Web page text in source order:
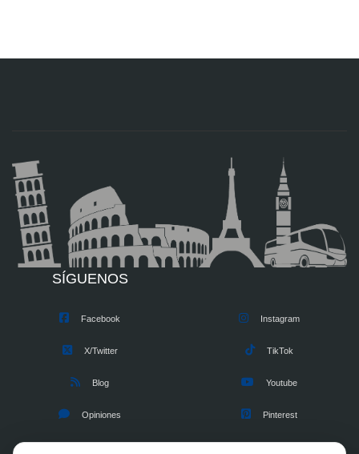
SÍGUENOS
Facebook
X/Twitter
Blog
Opiniones
Instagram
TikTok
Youtube
Pinterest